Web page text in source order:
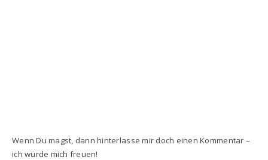
Wenn Du magst, dann hinterlasse mir doch einen Kommentar –
ich würde mich freuen!